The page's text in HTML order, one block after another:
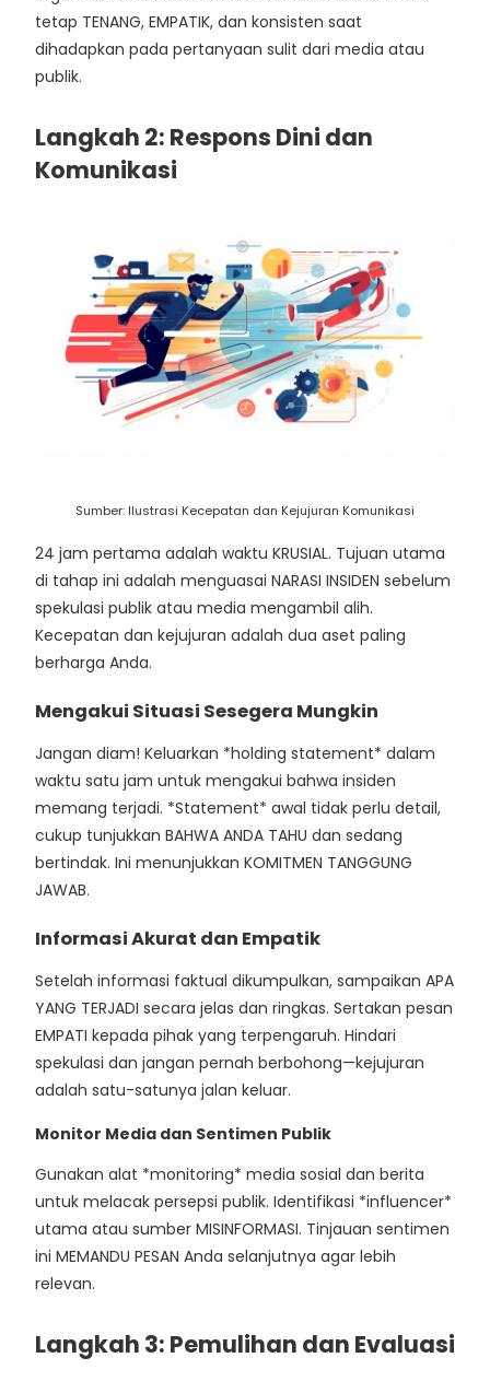
tetap TENANG, EMPATIK, dan konsisten saat
dihadapkan pada pertanyaan sulit dari media atau
publik.
Langkah 2: Respons Dini dan
Komunikasi
Sumber: Ilustrasi Kecepatan dan Kejujuran Komunikasi
24 jam pertama adalah waktu KRUSIAL. Tujuan utama
di tahap ini adalah menguasai NARASI INSIDEN sebelum
spekulasi publik atau media mengambil alih.
Kecepatan dan kejujuran adalah dua aset paling
berharga Anda.
Mengakui Situasi Sesegera Mungkin
Jangan diam! Keluarkan *holding statement* dalam
waktu satu jam untuk mengakui bahwa insiden
memang terjadi. *Statement* awal tidak perlu detail,
cukup tunjukkan BAHWA ANDA TAHU dan sedang
bertindak. Ini menunjukkan KOMITMEN TANGGUNG
JAWAB.
Informasi Akurat dan Empatik
Setelah informasi faktual dikumpulkan, sampaikan APA
YANG TERJADI secara jelas dan ringkas. Sertakan pesan
EMPATI kepada pihak yang terpengaruh. Hindari
spekulasi dan jangan pernah berbohong—kejujuran
adalah satu-satunya jalan keluar.
Monitor Media dan Sentimen Publik
Gunakan alat *monitoring* media sosial dan berita
untuk melacak persepsi publik. Identifikasi *influencer*
utama atau sumber MISINFORMASI. Tinjauan sentimen
ini MEMANDU PESAN Anda selanjutnya agar lebih
relevan.
Langkah 3: Pemulihan dan Evaluasi